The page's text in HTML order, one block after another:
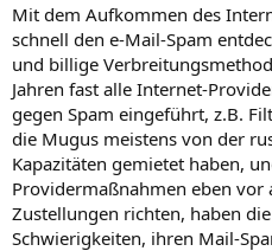
Mit dem Aufkommen des
schnell den e-Mail-Spam
und billige
Jahren fast alle Internet-
gegen Spam eingeführt, z.B.
die Mugus meistens von der
Kapazitäten gemietet haben,
Providermaßnahmen eben vor
Zustellungen richten, haben
Schwierigkeiten, ihren Mail-